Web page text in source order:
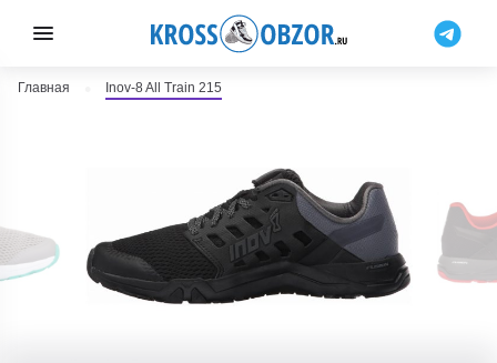
Главная Inov-8 All Train 215